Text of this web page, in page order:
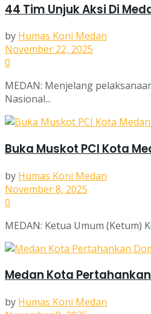
44 Tim Unjuk Aksi Di
by Humas Koni Medan
November 22, 2025
0
MEDAN: Menjelang
Nasional...
Buka Muskot PCI Kota
by Humas Koni Medan
November 8, 2025
0
MEDAN: Ketua Umum (Ketum)
Medan Kota
by Humas Koni Medan